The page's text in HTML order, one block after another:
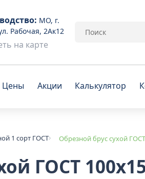
МО, г.
Рабочая, 2Ак12
на карте
Цены Акции Калькулятор
1 сорт ГОСТ Обрезной брус сухой
ГОСТ